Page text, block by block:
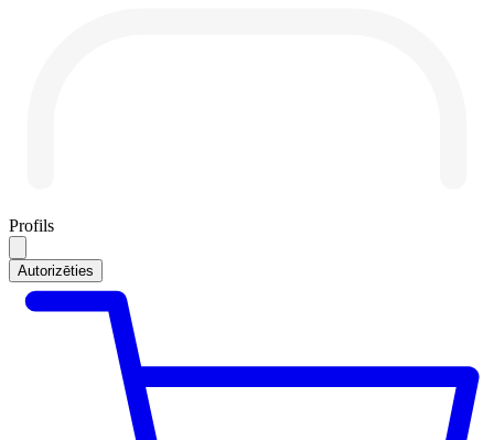
Profils
Autorizēties